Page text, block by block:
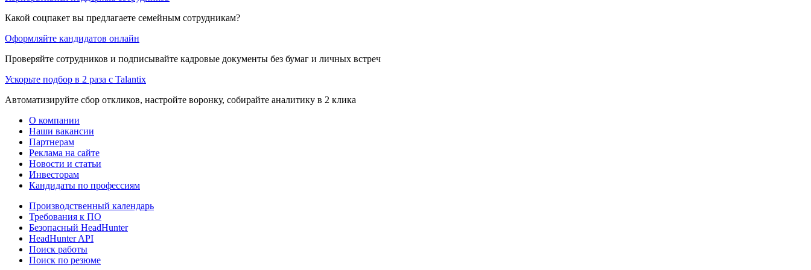
Какой соцпакет вы предлагаете семейным сотрудникам?
Оформляйте кандидатов онлайн
Проверяйте сотрудников и подписывайте кадровые документы без бумаг и личных встреч
Ускорьте подбор в 2 раза с Talantix
Автоматизируйте сбор откликов, настройте воронку, собирайте аналитику в 2 клика
О компании
Наши вакансии
Партнерам
Реклама на сайте
Новости и статьи
Инвесторам
Кандидаты по профессиям
Производственный календарь
Требования к ПО
Безопасный HeadHunter
HeadHunter API
Поиск работы
Поиск по резюме